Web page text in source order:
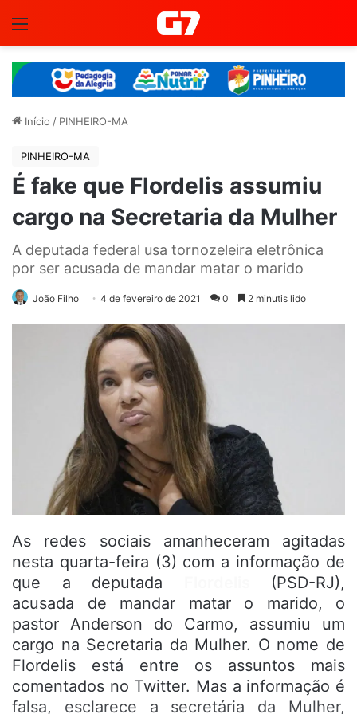
Início / PINHEIRO-MA
PINHEIRO-MA
É fake que Flordelis assumiu
cargo na Secretaria da Mulher
A deputada federal usa tornozeleira eletrônica
por ser acusada de mandar matar o marido
João Filho 4 de fevereiro de 2021 0 2 minutis lido
As redes sociais amanheceram agitadas
nesta quarta-feira (3) com a informação de
que a deputada
(PSD-RJ),
acusada de mandar matar o marido, o
pastor Anderson do Carmo, assumiu um
cargo na Secretaria da Mulher. O nome de
Flordelis está entre os assuntos mais
comentados no Twitter. Mas a informação é
falsa, esclarece a secretária da Mulher,